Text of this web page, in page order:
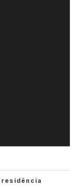
residência